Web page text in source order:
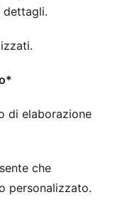
dettagli.
di elaborazione
che
personalizzato.